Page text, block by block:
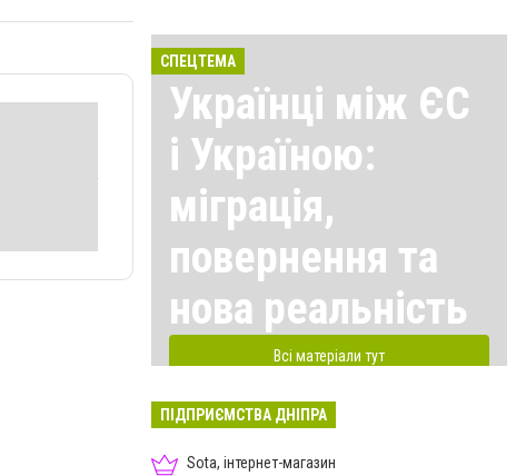
СПЕЦТЕМА
Українці між ЄС
і Україною:
міграція,
повернення та
нова реальність
Всі матеріали тут
ПІДПРИЄМСТВА ДНІПРА
Sota, інтернет-магазин